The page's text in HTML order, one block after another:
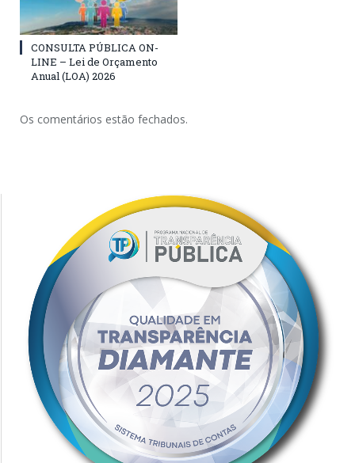
CONSULTA PÚBLICA ON-
LINE – Lei de Orçamento
Anual (LOA) 2026
Os comentários estão fechados.